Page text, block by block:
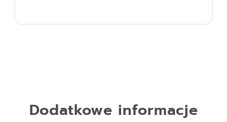
Dodatkowe informacje